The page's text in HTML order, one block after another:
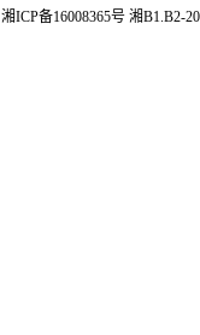
湘ICP备16008365号 湘B1.B2-